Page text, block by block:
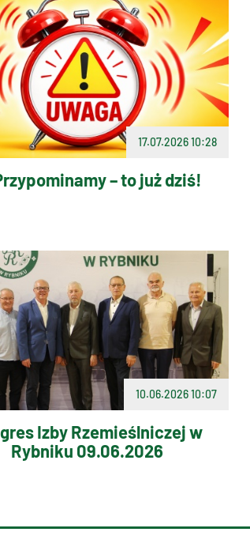
17.07.2026 10:28
– to już dziś!
10.06.2026 10:07
Izby Rzemieślniczej w
Rybniku 09.06.2026